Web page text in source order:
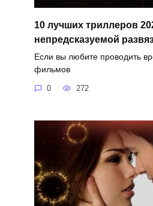
10 лучших триллеров
непредсказуемой
Если вы любите проводить
фильмов
0 272